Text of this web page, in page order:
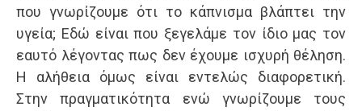
που γνωρίζουμε ότι το κάπνισμα βλάπτει την
υγεία; Εδώ είναι που ξεγελάμε τον ίδιο μας τον
εαυτό λέγοντας πως δεν έχουμε ισχυρή θέληση.
Η αλήθεια όμως είναι εντελώς διαφορετική.
Στην πραγματικότητα ενώ γνωρίζουμε τους